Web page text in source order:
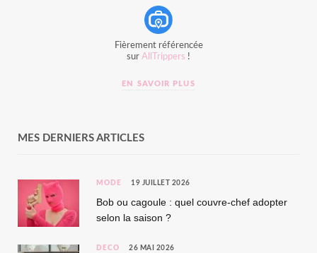
Fièrement référencée
sur AllTrippers !
EN SAVOIR PLUS
MES DERNIERS ARTICLES
MODE 19 JUILLET 2026
Bob ou cagoule : quel couvre-chef adopter
selon la saison ?
DÉCO 26 MAI 2026